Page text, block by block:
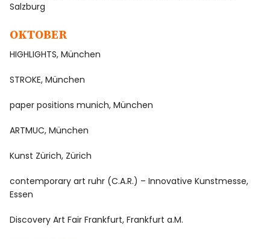
Salzburg
OKTOBER
HIGHLIGHTS, München
STROKE, München
paper positions munich, München
ARTMUC, München
Kunst Zürich, Zürich
contemporary art ruhr (C.A.R.) – Innovative Kunstmesse,
Essen
Discovery Art Fair Frankfurt, Frankfurt a.M.